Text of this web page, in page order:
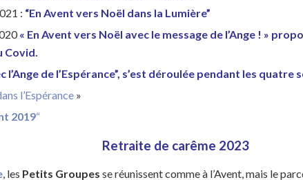
: “En Avent vers Noël dans la Lumière”
« En Avent vers Noël avec le message de l’Ange ! »
Covid.
l’Ange de l’Espérance”, s’est déroulée pendant les quatre
l’Espérance »
2019“
Retraite de carême 2023
, les Petits Groupes se réunissent comme à l’Avent, mais le